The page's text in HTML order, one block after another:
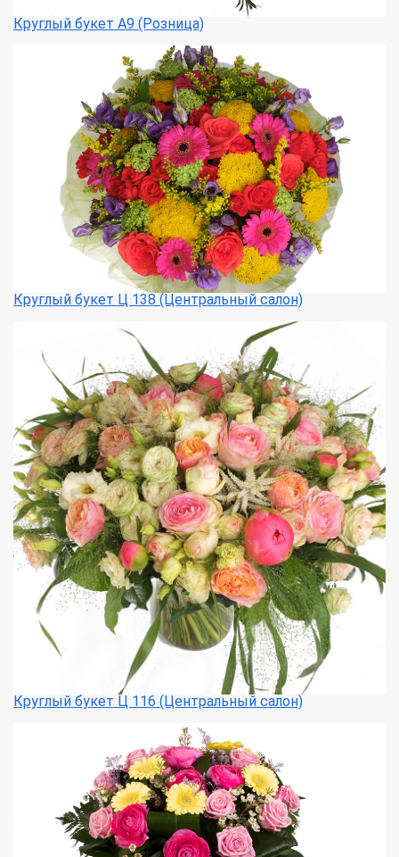
Круглый букет А9 (Розница)
Круглый букет Ц 138 (Центральный салон)
Круглый букет Ц 116 (Центральный салон)